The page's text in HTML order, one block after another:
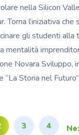
nella Silicon
Torna l’iniziativa che
gli studenti alla
mentalità
Novara Sviluppo,
“La Storia nel
3 4